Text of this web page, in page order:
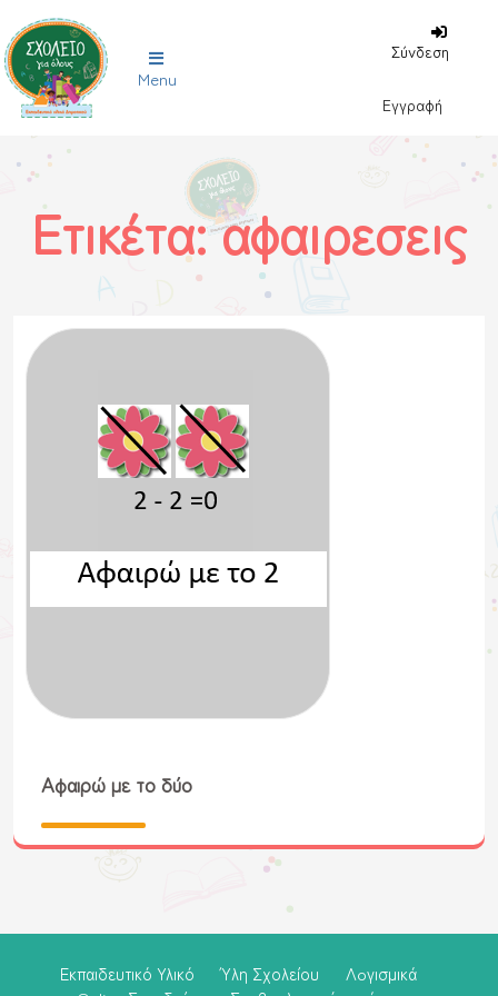
Menu
Σύνδεση
Εγγραφή
Ετικέτα:αφαιρεσεις
Αφαιρώ με το δύο
Εκπαιδευτικό Υλικό Ύλη Σχολείου
Λoγισμικά